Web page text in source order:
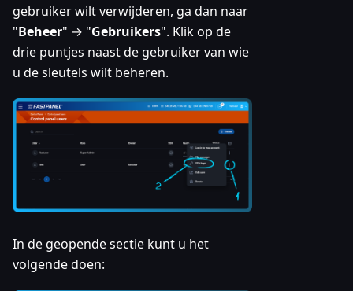
gebruiker wilt verwijderen, ga dan naar
"Beheer" → "Gebruikers". Klik op de
drie puntjes naast de gebruiker van wie
u de sleutels wilt beheren.
In de geopende sectie kunt u het
volgende doen: